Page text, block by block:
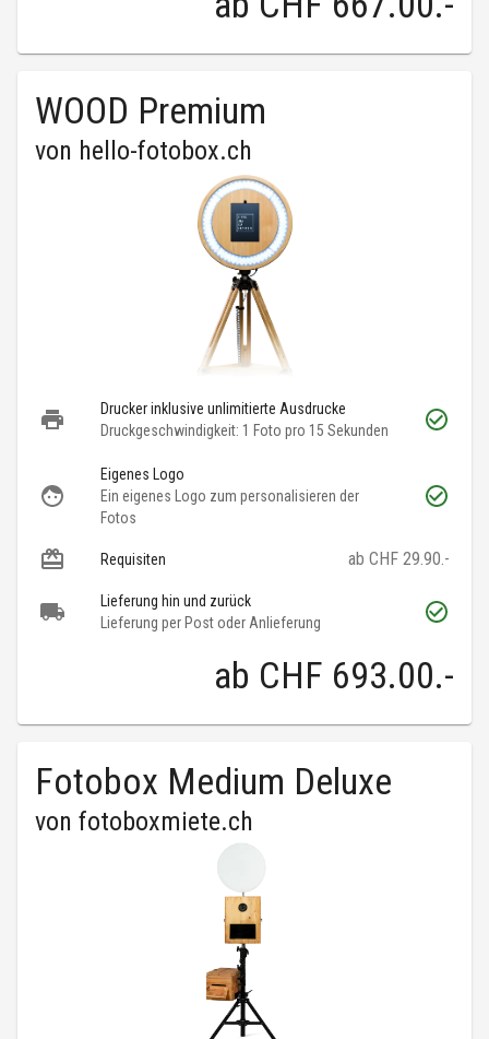
WOOD Premium
von hello-fotobox.ch
Drucker inklusive unlimitierte Ausdrucke
Druckgeschwindigkeit: 1 Foto pro 15 Sekunden
Eigenes Logo
Ein eigenes Logo zum personalisieren der
Fotos
Requisiten ab CHF 29.90.-
Lieferung hin und zurück
Lieferung per Post oder Anlieferung
ab CHF 693.00.-
Fotobox Medium Deluxe
von fotoboxmiete.ch